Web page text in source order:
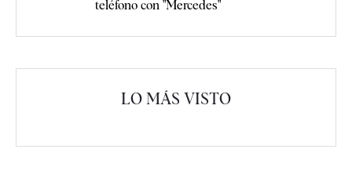
teléfono con "Mercedes"
LO MÁS VISTO